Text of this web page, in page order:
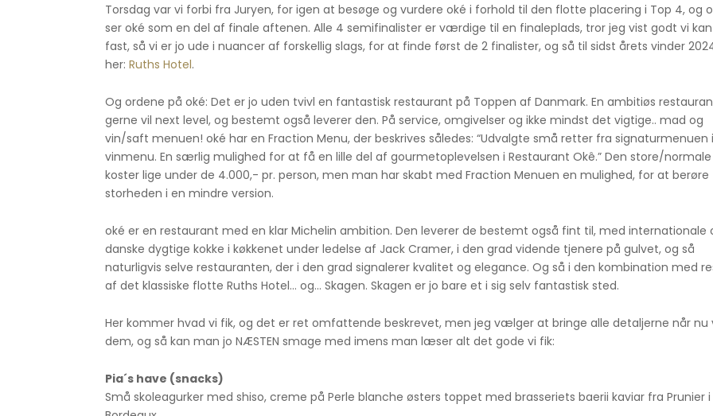
Torsdag var vi forbi fra Juryen, for igen at besøge og vurdere oké i forhold til den flotte placering i Top 4, og
ser oké som en del af finale aftenen. Alle 4 semifinalister er værdige til en finaleplads, tror jeg vist godt vi kan
fast, så vi er jo ude i nuancer af forskellig slags, for at finde først de 2 finalister, og så til sidst årets vinder
her: Ruths Hotel.
Og ordene på oké: Det er jo uden tvivl en fantastisk restaurant på Toppen af Danmark. En ambitiøs
gerne vil next level, og bestemt også leverer den. På service, omgivelser og ikke mindst det vigtige.. mad og
vin/saft menuen! oké har en Fraction Menu, der beskrives således: “Udvalgte små retter fra signaturmenuen
vinmenu. En særlig mulighed for at få en lille del af gourmetoplevelsen i Restaurant Okê.” Den store/
koster lige under de 4.000,- pr. person, men man har skabt med Fraction Menuen en mulighed, for at berøre
storheden i en mindre version.
oké er en restaurant med en klar Michelin ambition. Den leverer de bestemt også fint til, med internationale
danske dygtige kokke i køkkenet under ledelse af Jack Cramer, i den grad vidende tjenere på gulvet, og så
naturligvis selve restauranten, der i den grad signalerer kvalitet og elegance. Og så i den kombination med
af det klassiske flotte Ruths Hotel… og… Skagen. Skagen er jo bare et i sig selv fantastisk sted.
Her kommer hvad vi fik, og det er ret omfattende beskrevet, men jeg vælger at bringe alle detaljerne når nu
dem, og så kan man jo NÆSTEN smage med imens man læser alt det gode vi fik:
Pia´s have (snacks)
Små skoleagurker med shiso, creme på Perle blanche østers toppet med brasseriets baerii kaviar fra Prunier i